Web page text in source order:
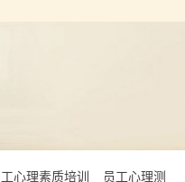
心理素质培训
员工心理测